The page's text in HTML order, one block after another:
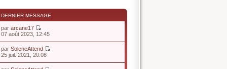
DERNIER MESSAGE
par arcane17
V
r
l
e
07 août 2023, 12:45
par SoleneAttend
25 juil. 2021, 20:08